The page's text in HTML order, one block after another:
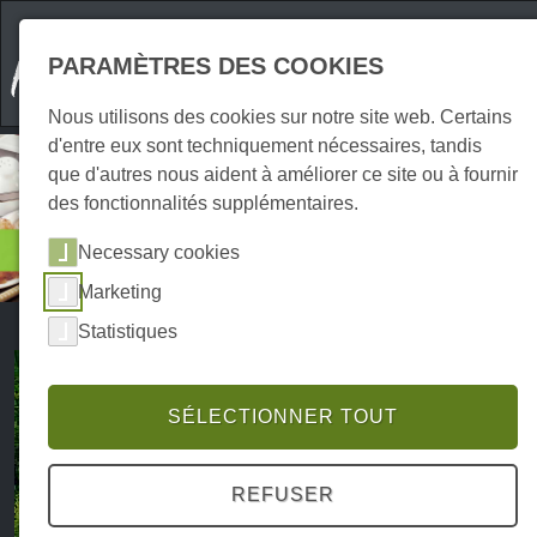
Hébergements
Chambres d'hôtes
PARAMÈTRES DES COOKIES
Nous utilisons des cookies sur notre site web. Certains
d'entre eux sont techniquement nécessaires, tandis
que d'autres nous aident à améliorer ce site ou à fournir
des fonctionnalités supplémentaires.
Necessary cookies
Marketing
Statistiques
SÉLECTIONNER TOUT
REFUSER